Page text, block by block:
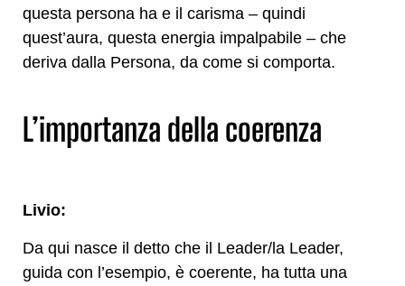
questa persona ha e il carisma – quindi
quest’aura, questa energia impalpabile – che
deriva dalla Persona, da come si comporta.
L’importanza della coerenza
Livio:
Da qui nasce il detto che il Leader/la Leader,
guida con l’esempio, è coerente, ha tutta una